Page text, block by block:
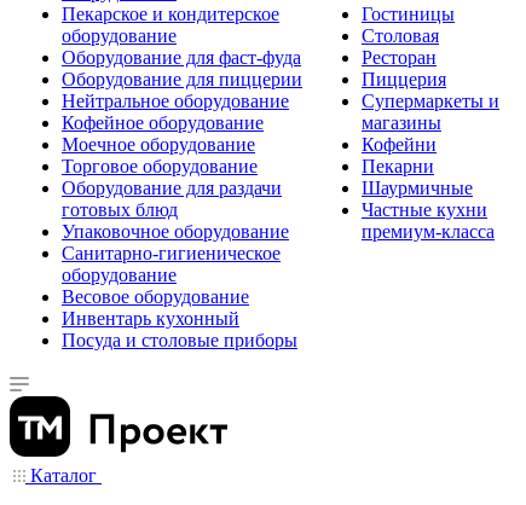
Пекарское и кондитерское
оборудование
Оборудование для фаст-фуда
Оборудование для пиццерии
Нейтральное оборудование
Кофейное оборудование
Моечное оборудование
Торговое оборудование
Оборудование для раздачи
готовых блюд
Упаковочное оборудование
Санитарно-гигиеническое
оборудование
Весовое оборудование
Инвентарь кухонный
Посуда и столовые приборы
Гостиницы
Столовая
Ресторан
Пиццерия
Супермаркеты и
магазины
Кофейни
Пекарни
Шаурмичные
Частные кухни
премиум-класса
Каталог